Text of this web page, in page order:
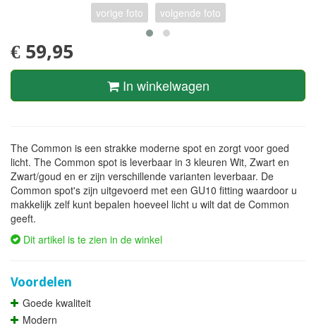
vorige foto volgende foto
€ 59,95
In winkelwagen
The Common is een strakke moderne spot en zorgt voor goed
licht. The Common spot is leverbaar in 3 kleuren Wit, Zwart en
Zwart/goud en er zijn verschillende varianten leverbaar. De
Common spot's zijn uitgevoerd met een GU10 fitting waardoor u
makkelijk zelf kunt bepalen hoeveel licht u wilt dat de Common
geeft.
Dit artikel is te zien in de winkel
Voordelen
Goede kwaliteit
Modern